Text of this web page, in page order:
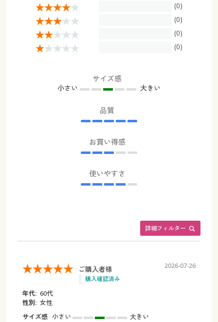
(0)
(0)
(0)
(0)
サイズ感
小さい 大きい
品質
お買い得感
使いやすさ
詳細フィルター
ご購入者様
購入確認済み
2026-07-26
年代: 60代
性別: 女性
サイズ感 小さい 大きい